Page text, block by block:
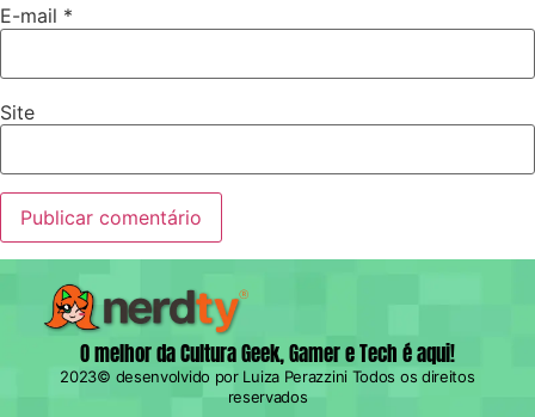
E-mail *
Site
O melhor da Cultura Geek, Gamer e Tech é aqui!
2023© desenvolvido por Luiza Perazzini Todos os direitos
reservados